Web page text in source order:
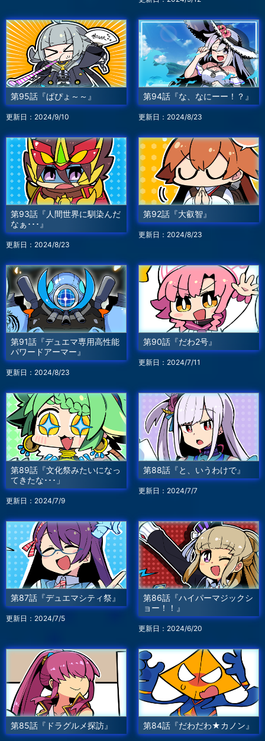
第95話『ぱぴょ～～』
更新日：2024/9/10
第94話『な、なにーー！？』
更新日：2024/8/23
第93話『人間世界に馴染んだ
なぁ･･･』
更新日：2024/8/23
第92話『大叡智』
更新日：2024/8/23
第91話『デュエマ専用高性能
パワードアーマー』
更新日：2024/8/23
第90話『だわ2号』
更新日：2024/7/11
第89話『文化祭みたいになっ
てきたな･･･」
更新日：2024/7/9
第88話『と、いうわけで』
更新日：2024/7/7
第87話『デュエマシティ祭』
更新日：2024/7/5
第86話『ハイパーマジックシ
ョー！！』
更新日：2024/6/20
第85話『ドラグルメ探訪』 第84話『だわだわ★カノン』